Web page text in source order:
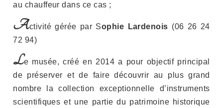
au chauffeur dans ce cas ;
Activité gérée par Sophie Lardenois (06 26 24
72 94)
Le musée, créé en 2014 a pour objectif principal
de préserver et de faire découvrir au plus grand
nombre la collection exceptionnelle d’instruments
scientifiques et une partie du patrimoine historique